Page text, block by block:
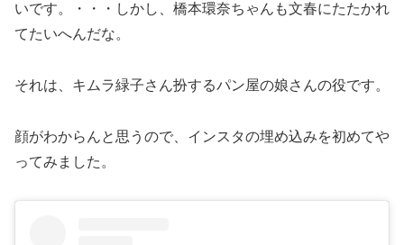
いです。・・・しかし、橋本環奈ちゃんも文春にたたかれ
てたいへんだな。
それは、キムラ緑子さん扮するパン屋の娘さんの役です。
顔がわからんと思うので、インスタの埋め込みを初めてや
ってみました。